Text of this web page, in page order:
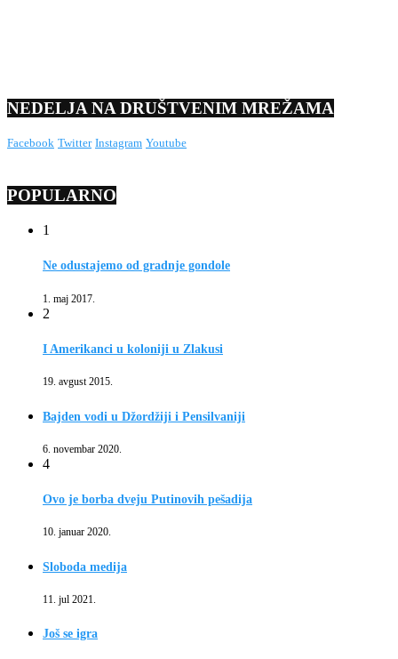
NEDELJA NA DRUŠTVENIM MREŽAMA
Facebook Twitter Instagram Youtube
POPULARNO
1
Ne odustajemo od gradnje gondole
1. maj 2017.
2
I Amerikanci u koloniji u Zlakusi
19. avgust 2015.
Bajden vodi u Džordžiji i Pensilvaniji
6. novembar 2020.
4
Ovo je borba dveju Putinovih pešadija
10. januar 2020.
Sloboda medija
11. jul 2021.
Još se igra